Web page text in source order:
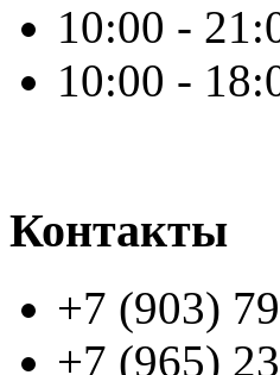
10:00 -
10:00 -
Контакты
+7 (903)
+7 (965)